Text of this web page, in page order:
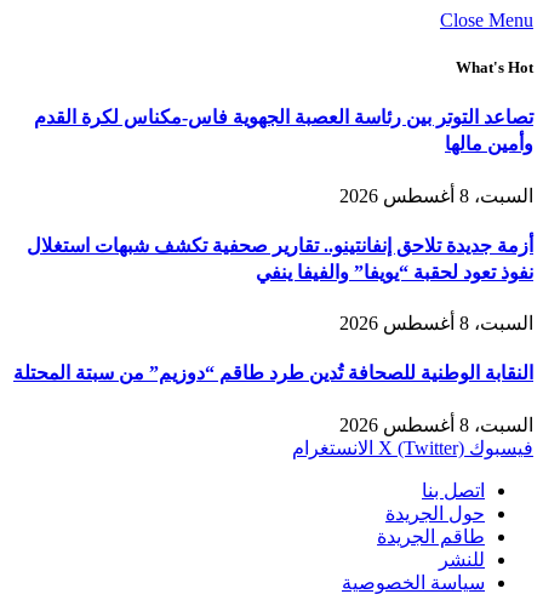
Close Menu
What's Hot
تصاعد التوتر بين رئاسة العصبة الجهوية فاس-مكناس لكرة القدم
وأمين مالها
السبت، 8 أغسطس 2026
أزمة جديدة تلاحق إنفانتينو.. تقارير صحفية تكشف شبهات استغلال
نفوذ تعود لحقبة “يويفا” والفيفا ينفي
السبت، 8 أغسطس 2026
النقابة الوطنية للصحافة تُدين طرد طاقم “دوزيم” من سبتة المحتلة
السبت، 8 أغسطس 2026
فيسبوك X (Twitter) الانستغرام
اتصل بنا
حول الجريدة
طاقم الجريدة
للنشر
سياسة الخصوصية